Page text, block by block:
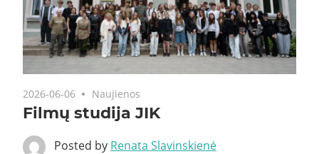
2026-06-06 Naujienos
Filmų studija JIK
Posted by Renata Slavinskienė